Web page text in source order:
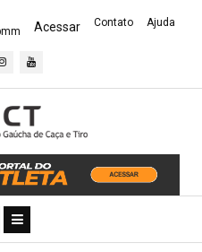
Acessar Contato Ajuda